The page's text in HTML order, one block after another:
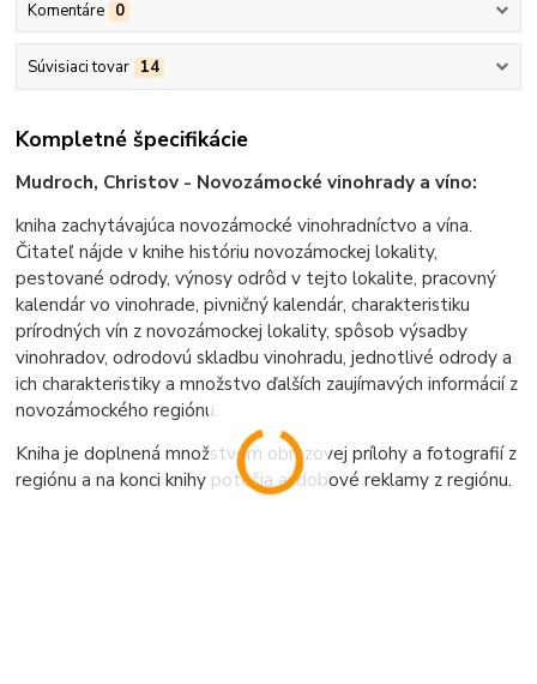
Komentáre 0
Súvisiaci tovar 14
Kompletné špecifikácie
Mudroch, Christov - Novozámocké vinohrady a víno:
kniha zachytávajúca novozámocké vinohradníctvo a vína.
Čitateľ nájde v knihe históriu novozámockej lokality,
pestované odrody, výnosy odrôd v tejto lokalite, pracovný
kalendár vo vinohrade, pivničný kalendár, charakteristiku
prírodných vín z novozámockej lokality, spôsob výsadby
vinohradov, odrodovú skladbu vinohradu, jednotlivé odrody a
ich charakteristiky a množstvo ďalších zaujímavých informácií z
novozámockého regiónu.
Kniha je doplnená množstvom obrazovej prílohy a fotografií z
regiónu a na konci knihy potešia aj dobové reklamy z regiónu.